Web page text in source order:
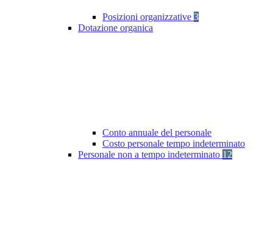
Posizioni organizzative 3
Dotazione organica
Conto annuale del personale
Costo personale tempo indeterminato
Personale non a tempo indeterminato 12